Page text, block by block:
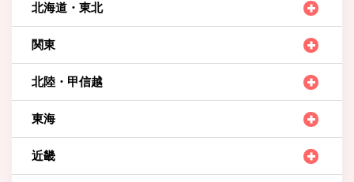
北海道・東北
関東
北陸・甲信越
東海
近畿